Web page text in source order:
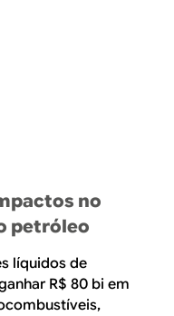
no
petróleo
líquidos de
R$ 80 bi em